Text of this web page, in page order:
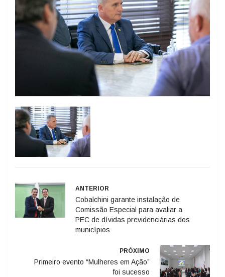
ANTERIOR
Cobalchini garante instalação de
Comissão Especial para avaliar a
PEC de dívidas previdenciárias dos
municípios
PRÓXIMO
Primeiro evento “Mulheres em Ação”
foi sucesso